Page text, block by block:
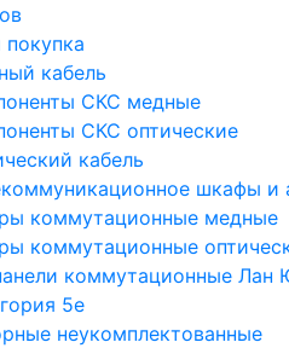
кабель
СКС медные
СКС оптические
кабель
шкафы и
коммутационные медные
коммутационные
коммутационные Лан
5e
неукомплектованные